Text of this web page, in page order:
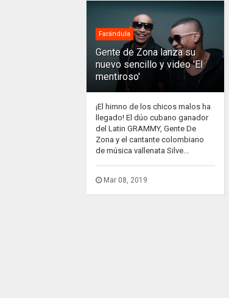
Farándula
Gente de Zona lanza su
nuevo sencillo y video 'El
mentiroso'
¡El himno de los chicos malos ha
llegado! El dúo cubano ganador
del Latin GRAMMY, Gente De
Zona y el cantante colombiano
de música vallenata Silve...
Mar 08, 2019